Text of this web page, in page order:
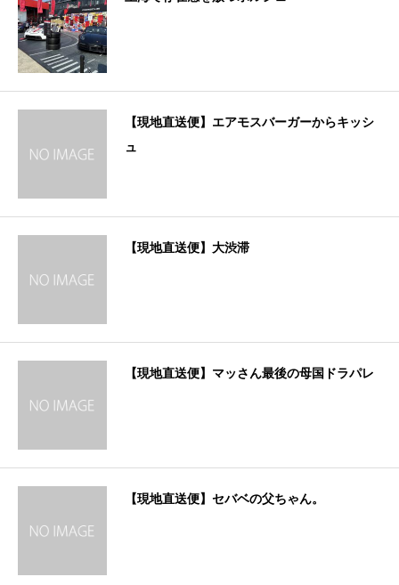
【現地直送便】エアモスバーガーからキッシ
ュ
【現地直送便】大渋滞
【現地直送便】マッさん最後の母国ドラパレ
【現地直送便】セバベの父ちゃん。